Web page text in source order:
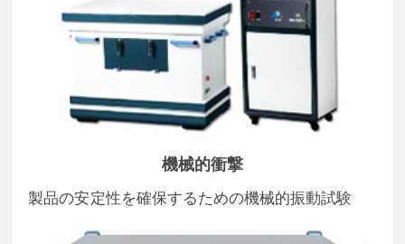
機械的衝撃
製品の安定性を確保するための機械的振動試験